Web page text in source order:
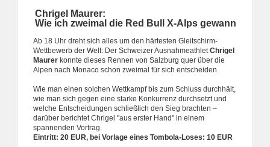
Chrigel Maurer:
Wie ich zweimal die Red Bull X-Alps gewann
Ab 18 Uhr dreht sich alles um den härtesten Gleitschirm-
Wettbewerb der Welt: Der Schweizer Ausnahmeathlet Chrigel
Maurer konnte dieses Rennen von Salzburg quer über die
Alpen nach Monaco schon zweimal für sich entscheiden.
Wie man einen solchen Wettkampf bis zum Schluss durchhält,
wie man sich gegen eine starke Konkurrenz durchsetzt und
welche Entscheidungen schließlich den Sieg brachten –
darüber berichtet Chrigel "aus erster Hand" in einem
spannenden Vortrag.
Eintritt: 20 EUR, bei Vorlage eines Tombola-Loses: 10 EUR